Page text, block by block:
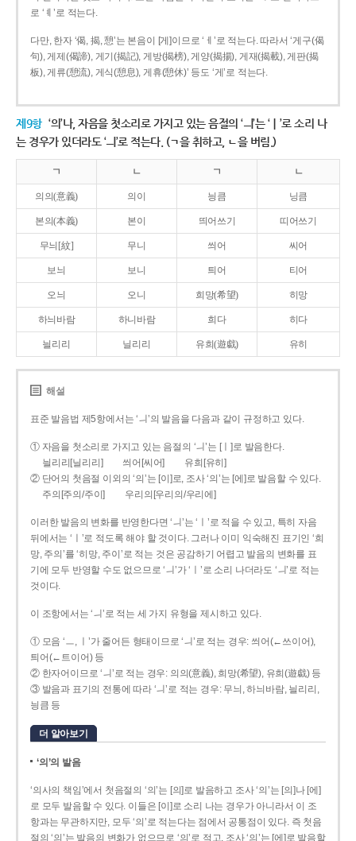
로 ‘ㅖ’로 적는다.
다만, 한자 ‘偈, 揭, 憩’는 본음이 [게]이므로 ‘ㅔ’로 적는다. 따라서 ‘게구(偈
句), 게제(偈諦), 게기(揭記), 게방(揭榜), 게양(揭揚), 게재(揭載), 게판(揭
板), 게류(憩流), 게식(憩息), 게휴(憩休)’ 등도 ‘게’로 적는다.
제9항 ‘의’나, 자음을 첫소리로 가지고 있는 음절의 ‘ㅢ’는 ‘ㅣ’로 소리 나
는 경우가 있더라도 ‘ㅢ’로 적는다. (ㄱ을 취하고, ㄴ을 버림.)
ㄱ ㄴ ㄱ ㄴ
의의(意義) 의이 닁큼 닝큼
본의(本義) 본이 띄어쓰기 띠어쓰기
무늬[紋] 무니 씌어 씨어
보늬 보니 틔어 티어
오늬 오니 희망(希望) 히망
하늬바람 하니바람 희다 히다
늴리리 닐리리 유희(遊戱) 유히
해설
표준 발음법 제5항에서는 ‘ㅢ’의 발음을 다음과 같이 규정하고 있다.
① 자음을 첫소리로 가지고 있는 음절의 ‘ㅢ’는 [ㅣ]로 발음한다.
늴리리[닐리리]
씌어[씨어]
유희[유히]
② 단어의 첫음절 이외의 ‘의’는 [이]로, 조사 ‘의’는 [에]로 발음할 수 있다.
주의[주의/주이]
우리의[우리의/우리에]
이러한 발음의 변화를 반영한다면 ‘ㅢ’는 ‘ㅣ’로 적을 수 있고, 특히 자음
뒤에서는 ‘ㅣ’로 적도록 해야 할 것이다. 그러나 이미 익숙해진 표기인 ‘희
망, 주의’를 ‘히망, 주이’로 적는 것은 공감하기 어렵고 발음의 변화를 표
기에 모두 반영할 수도 없으므로 ‘ㅢ’가 ‘ㅣ’로 소리 나더라도 ‘ㅢ’로 적는
것이다.
이 조항에서는 ‘ㅢ’로 적는 세 가지 유형을 제시하고 있다.
① 모음 ‘ㅡ, ㅣ’가 줄어든 형태이므로 ‘ㅢ’로 적는 경우: 씌어(←쓰이어),
틔어(←트이어) 등
② 한자어이므로 ‘ㅢ’로 적는 경우: 의의(意義), 희망(希望), 유희(遊戱) 등
③ 발음과 표기의 전통에 따라 ‘ㅢ’로 적는 경우: 무늬, 하늬바람, 늴리리,
닁큼 등
더 알아보기
‘의’의 발음
‘의사의 책임’에서 첫음절의 ‘의’는 [의]로 발음하고 조사 ‘의’는 [의]나 [에]
로 모두 발음할 수 있다. 이들은 [이]로 소리 나는 경우가 아니라서 이 조
항과는 무관하지만, 모두 ‘의’로 적는다는 점에서 공통점이 있다. 즉 첫음
절의 ‘의’는 발음의 변화가 없으므로 ‘의’로 적고, 조사 ‘의’는 [에]로 발음할